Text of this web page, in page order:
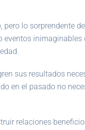
pero lo sorprendente
sus resultados
en el pasado no
relaciones